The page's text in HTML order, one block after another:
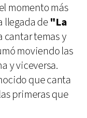
momento más
llegada de "La
cantar temas y
moviendo las
y viceversa.
que canta
primeras que